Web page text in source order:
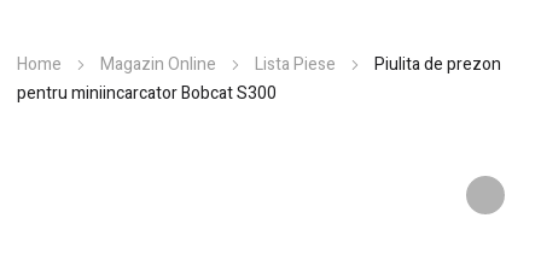
Home Magazin Online Lista Piese
Piulita de prezon
pentru miniincarcator Bobcat S300